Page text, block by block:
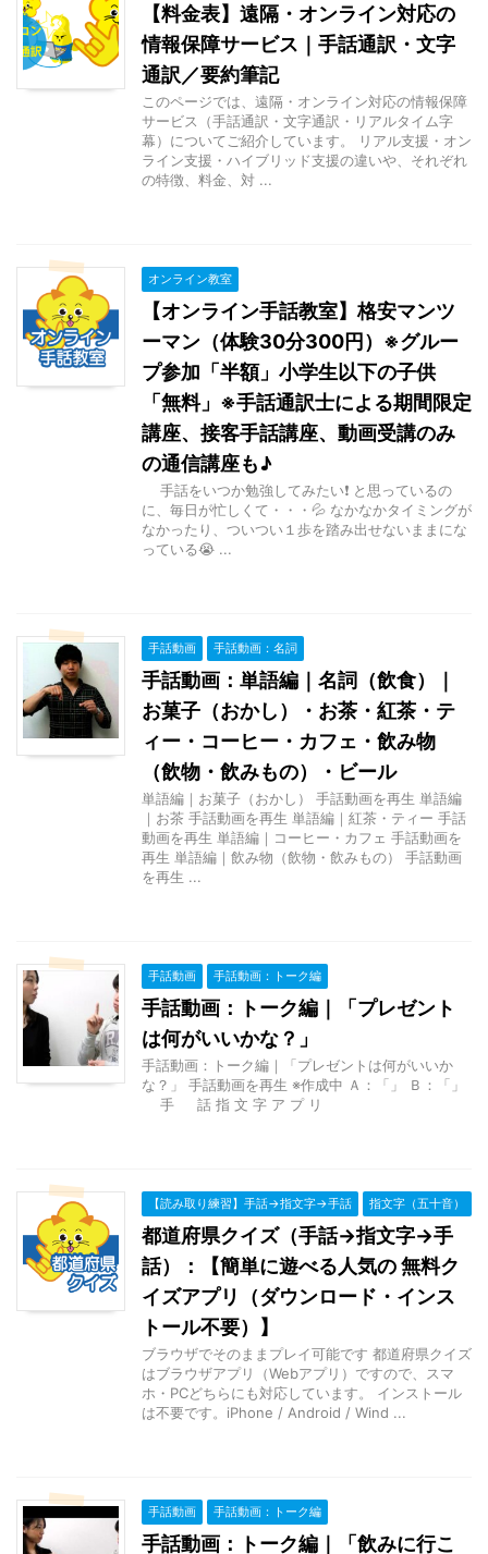
【料金表】遠隔・オンライン対応の
情報保障サービス｜手話通訳・文字
通訳／要約筆記
このページでは、遠隔・オンライン対応の情報保障
サービス（手話通訳・文字通訳・リアルタイム字
幕）についてご紹介しています。 リアル支援・オン
ライン支援・ハイブリッド支援の違いや、それぞれ
の特徴、料金、対 ...
オンライン教室
【オンライン手話教室】格安マンツ
ーマン（体験30分300円）※グルー
プ参加「半額」小学生以下の子供
「無料」※手話通訳士による期間限定
講座、接客手話講座、動画受講のみ
の通信講座も♪
手話をいつか勉強してみたい❗ と思っているの
に、毎日が忙しくて・・・💦 なかなかタイミングが
なかったり、ついつい１歩を踏み出せないままにな
っている😭 ...
手話動画 手話動画：名詞
手話動画：単語編｜名詞（飲食）｜
お菓子（おかし）・お茶・紅茶・テ
ィー・コーヒー・カフェ・飲み物
（飲物・飲みもの）・ビール
単語編｜お菓子（おかし） 手話動画を再生 単語編
｜お茶 手話動画を再生 単語編｜紅茶・ティー 手話
動画を再生 単語編｜コーヒー・カフェ 手話動画を
再生 単語編｜飲み物（飲物・飲みもの） 手話動画
を再生 ...
手話動画 手話動画：トーク編
手話動画：トーク編｜「プレゼント
は何がいいかな？」
手話動画：トーク編｜「プレゼントは何がいいか
な？」 手話動画を再生 ※作成中 Ａ：「」 Ｂ：「」
手 話 指 文 字 ア プ リ
【読み取り練習】手話→指文字→手話 指文字（五十音）
都道府県クイズ（手話→指文字→手
話）：【簡単に遊べる人気の 無料ク
イズアプリ（ダウンロード・インス
トール不要）】
ブラウザでそのままプレイ可能です 都道府県クイズ
はブラウザアプリ（Webアプリ）ですので、スマ
ホ・PCどちらにも対応しています。 インストール
は不要です。iPhone / Android / Wind ...
手話動画 手話動画：トーク編
手話動画：トーク編｜「飲みに行こ